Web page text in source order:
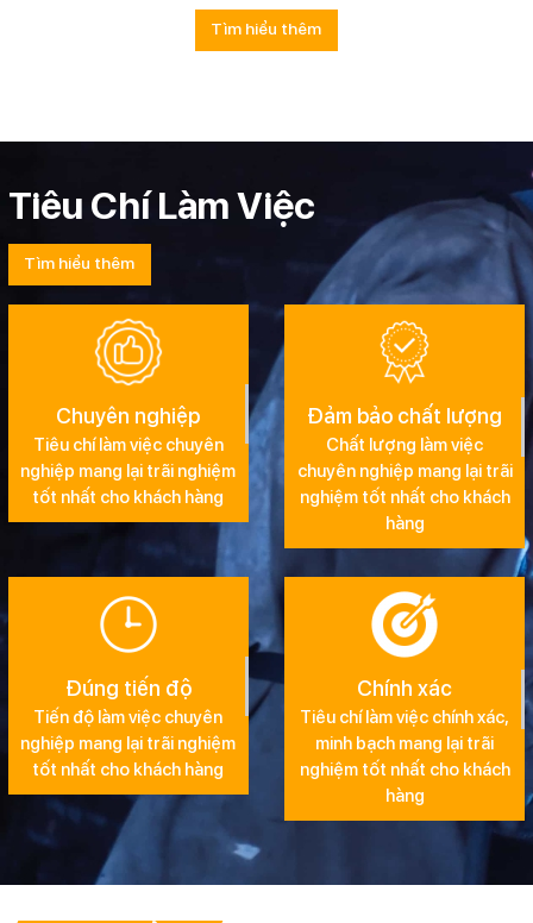
Tìm hiểu thêm
Tiêu Chí Làm Việc
Tìm hiểu thêm
Chuyên nghiệp
Tiêu chí làm việc chuyên
nghiệp mang lại trãi nghiệm
tốt nhất cho khách hàng
Đảm bảo chất lượng
Chất lượng làm việc
chuyên nghiệp mang lại trãi
nghiệm tốt nhất cho khách
hàng
Đúng tiến độ
Tiến độ làm việc chuyên
nghiệp mang lại trãi nghiệm
tốt nhất cho khách hàng
Chính xác
Tiêu chí làm việc chính xác,
minh bạch mang lại trãi
nghiệm tốt nhất cho khách
hàng